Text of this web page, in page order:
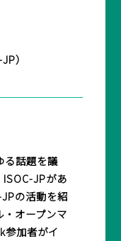
）
る話題を議
ISOC-JPがあ
の活動を紹
オープンマ
加者がイ